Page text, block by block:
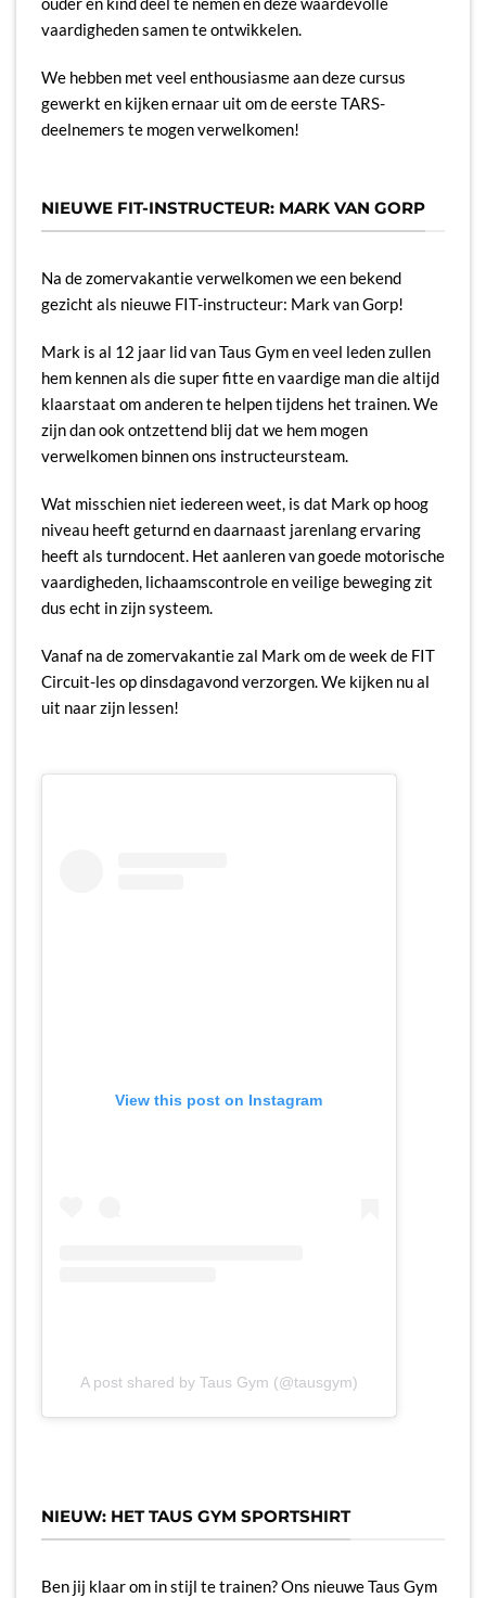
vaardigheden samen te ontwikkelen.
We hebben met veel enthousiasme aan deze cursus
gewerkt en kijken ernaar uit om de eerste TARS-
deelnemers te mogen verwelkomen!
NIEUWE FIT-INSTRUCTEUR: MARK VAN GORP
Na de zomervakantie verwelkomen we een bekend
gezicht als nieuwe FIT-instructeur: Mark van Gorp!
Mark is al 12 jaar lid van Taus Gym en veel leden zullen
hem kennen als die super fitte en vaardige man die altijd
klaarstaat om anderen te helpen tijdens het trainen. We
zijn dan ook ontzettend blij dat we hem mogen
verwelkomen binnen ons instructeursteam.
Wat misschien niet iedereen weet, is dat Mark op hoog
niveau heeft geturnd en daarnaast jarenlang ervaring
heeft als turndocent. Het aanleren van goede motorische
vaardigheden, lichaamscontrole en veilige beweging zit
dus echt in zijn systeem.
Vanaf na de zomervakantie zal Mark om de week de FIT
Circuit-les op dinsdagavond verzorgen. We kijken nu al
uit naar zijn lessen!
View this post on Instagram
A post shared by Taus Gym (@tausgym)
NIEUW: HET TAUS GYM SPORTSHIRT
Ben jij klaar om in stijl te trainen? Ons nieuwe Taus Gym